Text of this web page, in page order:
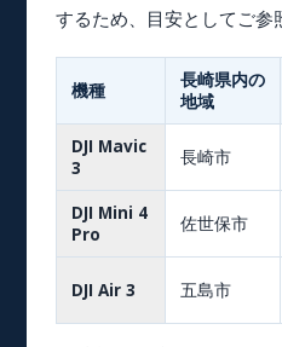
するため、目安としてご参
機種
長崎県内の
地域
DJI Mavic
3
長崎市
DJI Mini 4
Pro
佐世保市
DJI Air 3 五島市